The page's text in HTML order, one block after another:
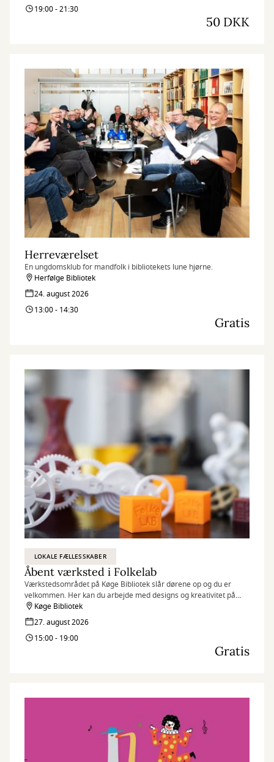
19:00 - 21:30
50 DKK
Herreværelset
En ungdomsklub for mandfolk i bibliotekets lune hjørne.
Herfølge Bibliotek
24. august 2026
13:00 - 14:30
Gratis
LOKALE FÆLLESSKABER
Åbent værksted i Folkelab
Værkstedsområdet på Køge Bibliotek slår dørene op og du er
velkommen. Her kan du arbejde med designs og kreativitet på
f.eks. 3D-printere, broderimaskiner og folieskærere, samt
udveksle idéer og dele viden med andre.
Køge Bibliotek
27. august 2026
15:00 - 19:00
Gratis